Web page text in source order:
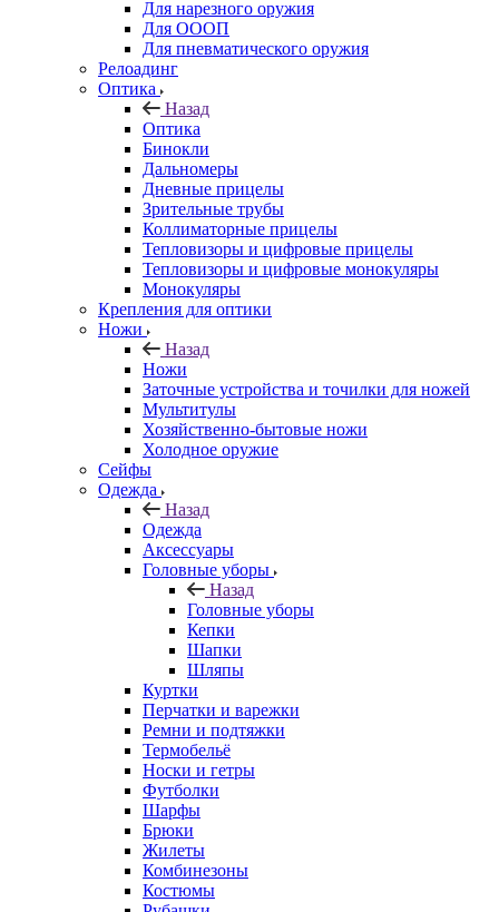
Для нарезного оружия
Для ОООП
Для пневматического оружия
Релоадинг
Оптика
Назад
Оптика
Бинокли
Дальномеры
Дневные прицелы
Зрительные трубы
Коллиматорные прицелы
Тепловизоры и цифровые прицелы
Тепловизоры и цифровые монокуляры
Монокуляры
Крепления для оптики
Ножи
Назад
Ножи
Заточные устройства и точилки для ножей
Мультитулы
Хозяйственно-бытовые ножи
Холодное оружие
Сейфы
Одежда
Назад
Одежда
Аксессуары
Головные уборы
Назад
Головные уборы
Кепки
Шапки
Шляпы
Куртки
Перчатки и варежки
Ремни и подтяжки
Термобельё
Носки и гетры
Футболки
Шарфы
Брюки
Жилеты
Комбинезоны
Костюмы